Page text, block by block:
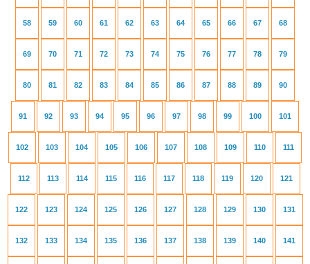
58 59 60 61 62 63 64 65 66 67 68
69 70 71 72 73 74 75 76 77 78 79
80 81 82 83 84 85 86 87 88 89 90
91 92 93 94 95 96 97 98 99 100 101
102 103 104 105 106 107 108 109 110 111
112 113 114 115 116 117 118 119 120 121
122 123 124 125 126 127 128 129 130 131
132 133 134 135 136 137 138 139 140 141